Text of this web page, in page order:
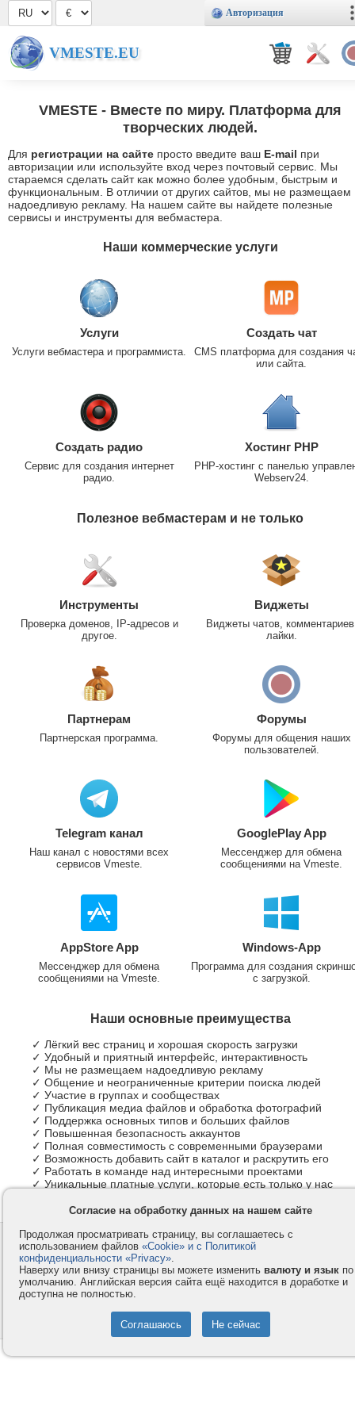
Авторизация
VMESTE.EU
VMESTE - Вместе по миру. Платформа для
творческих людей.
Для регистрации на сайте просто введите ваш E-mail при
авторизации или используйте вход через почтовый сервис. Мы
стараемся сделать сайт как можно более удобным, быстрым и
функциональным. В отличии от других сайтов, мы не размещаем
надоедливую рекламу. На нашем сайте вы найдете полезные
сервисы и инструменты для вебмастера.
Наши коммерческие услуги
Услуги
Услуги вебмастера и программиста.
Создать чат
CMS платформа для создания
или сайта.
Создать радио
Сервис для создания интернет
радио.
Хостинг PHP
PHP-хостинг с панелью
Webserv24.
Полезное вебмастерам и не только
Инструменты
Проверка доменов, IP-адресов и
другое.
Виджеты
Виджеты чатов,
лайки.
Партнерам
Партнерская программа.
Форумы
Форумы для общения наших
пользователей.
Telegram канал
Наш канал с новостями всех
сервисов Vmeste.
GooglePlay App
Мессенджер для обмена
сообщениями на Vmeste.
AppStore App
Мессенджер для обмена
сообщениями на Vmeste.
Windows-App
Программа для создания
с загрузкой.
Наши основные преимущества
✓ Лёгкий вес страниц и хорошая скорость загрузки
✓ Удобный и приятный интерфейс, интерактивность
✓ Мы не размещаем надоедливую рекламу
✓ Общение и неограниченные критерии поиска людей
✓ Участие в группах и сообществах
✓ Публикация медиа файлов и обработка фотографий
✓ Поддержка основных типов и больших файлов
✓ Повышенная безопасность аккаунтов
✓ Полная совместимость с современными браузерами
✓ Возможность добавить сайт в каталог и раскрутить его
✓ Работать в команде над интересными проектами
✓ Уникальные платные услуги, которые есть только у нас
Контакты
Компания
Privacy и Cookie
Услуги
Как оплатить
Помощь
© 2008-2026
- Все права защищены.
Согласие на обработку данных на нашем сайте
Продолжая просматривать страницу, вы соглашаетесь с
использованием файлов «Cookie» и с Политикой
конфиденциальности «Privacy».
Наверху или внизу страницы вы можете изменить валюту и язык по
умолчанию. Английская версия сайта ещё находится в доработке и
доступна не полностью.